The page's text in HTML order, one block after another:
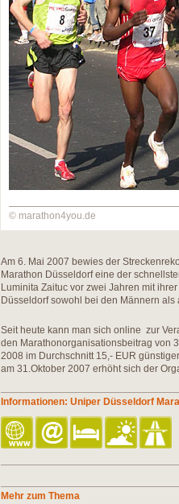
© marathon4you.de
Am 6. Mai 2007 bewies der
Marathon Düsseldorf eine der
Luminita Zaituc vor zwei Jahren mit
Düsseldorf sowohl bei den Männern
Seit heute kann man sich online zur
den Marathonorganisationsbeitrag von
2008 im Durchschnitt 15,- EUR
am 31.Oktober 2007 erhöht sich der
Informationen: Uniper Düsseldorf
Mehr zum Thema